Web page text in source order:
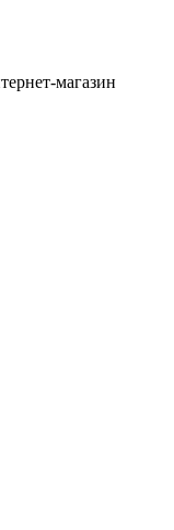
магазин